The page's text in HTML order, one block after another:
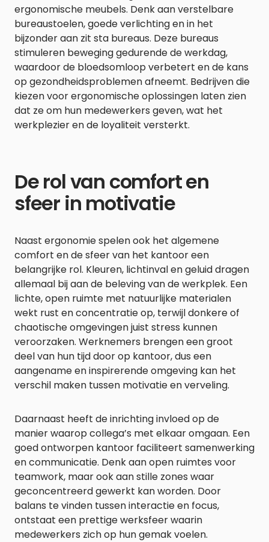
ergonomische meubels. Denk aan verstelbare
bureaustoelen, goede verlichting en in het
bijzonder aan zit sta bureaus. Deze bureaus
stimuleren beweging gedurende de werkdag,
waardoor de bloedsomloop verbetert en de kans
op gezondheidsproblemen afneemt. Bedrijven die
kiezen voor ergonomische oplossingen laten zien
dat ze om hun medewerkers geven, wat het
werkplezier en de loyaliteit versterkt.
De rol van comfort en
sfeer in motivatie
Naast ergonomie spelen ook het algemene
comfort en de sfeer van het kantoor een
belangrijke rol. Kleuren, lichtinval en geluid dragen
allemaal bij aan de beleving van de werkplek. Een
lichte, open ruimte met natuurlijke materialen
wekt rust en concentratie op, terwijl donkere of
chaotische omgevingen juist stress kunnen
veroorzaken. Werknemers brengen een groot
deel van hun tijd door op kantoor, dus een
aangename en inspirerende omgeving kan het
verschil maken tussen motivatie en verveling.
Daarnaast heeft de inrichting invloed op de
manier waarop collega’s met elkaar omgaan. Een
goed ontworpen kantoor faciliteert samenwerking
en communicatie. Denk aan open ruimtes voor
teamwork, maar ook aan stille zones waar
geconcentreerd gewerkt kan worden. Door
balans te vinden tussen interactie en focus,
ontstaat een prettige werksfeer waarin
medewerkers zich op hun gemak voelen.